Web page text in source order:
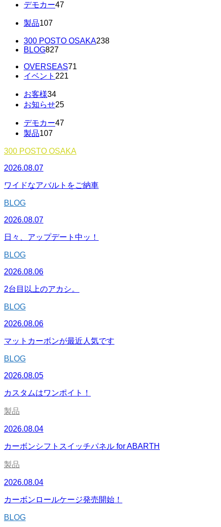
デモカー47
製品107
300 POSTO OSAKA238
BLOG827
OVERSEAS71
イベント 221
お客様34
お知らせ25
デモカー47
製品107
300 POSTO OSAKA
2026.08.07
ワイドなアバルトをご納車
BLOG
2026.08.07
日々、アップデート中ッ！
BLOG
2026.08.06
2台目以上のアカシ。
BLOG
2026.08.06
マットカーボンが最近人気です
BLOG
2026.08.05
カスタムはワンポイト！
製品
2026.08.04
カーボンシフトスイッチパネル for ABARTH
製品
2026.08.04
カーボンロールケージ発売開始！
BLOG